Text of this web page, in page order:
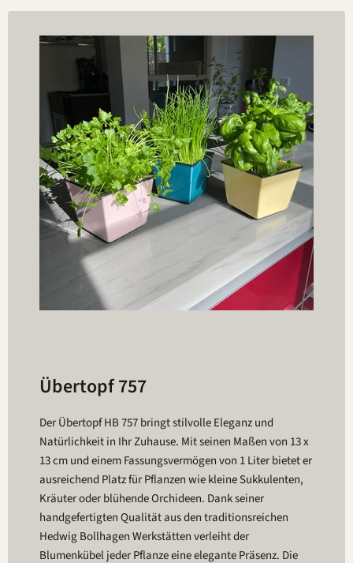
Übertopf 757
Der Übertopf HB 757 bringt stilvolle Eleganz und
Natürlichkeit in Ihr Zuhause. Mit seinen Maßen von 13 x
13 cm und einem Fassungsvermögen von 1 Liter bietet er
ausreichend Platz für Pflanzen wie kleine Sukkulenten,
Kräuter oder blühende Orchideen. Dank seiner
handgefertigten Qualität aus den traditionsreichen
Hedwig Bollhagen Werkstätten verleiht der
Blumenkübel jeder Pflanze eine elegante Präsenz. Die